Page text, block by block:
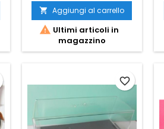
 Aggiungi al carrello
 Ultimi articoli in
magazzino
favorite_border